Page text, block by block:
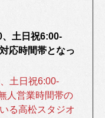
、土日祝6:00-
応時間帯となっ
土日祝6:00-
人営業時間帯の
る高松スタジオ